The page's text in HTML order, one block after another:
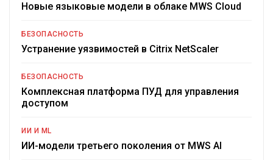
Новые языковые модели в облаке MWS Cloud
БЕЗОПАСНОСТЬ
Устранение уязвимостей в Citrix NetScaler
БЕЗОПАСНОСТЬ
Комплексная платформа ПУД для управления
доступом
ИИ И ML
ИИ-модели третьего поколения от MWS AI